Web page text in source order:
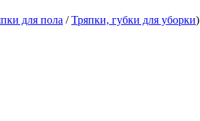
для пола /Тряпки, губки для уборки)